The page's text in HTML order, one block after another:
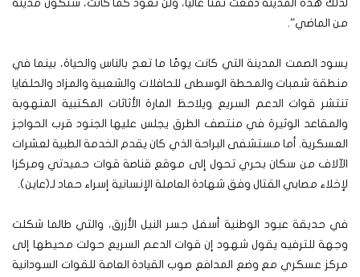
لذلك هذه المدينة دفعت ثمنًا غاليا، ولن تعود كما كانت، ستكون مدينة
من الماضي”.
يسود الصمت المدينة التي كانت يومًا ما تعج بالناس والحياة، بينما في
منطقة شمبات والمحطة الوسطى للحافلات والشعبية والمزاد والحلفايا
تنتشر قوات الدعم السريع ويلاحظ المارة الأثاثات المكتبية المنهوبة
والمقاعد الوثيرة في منتصف الطرق يجلس عليها الجنود قرب الحواجز
العسكرية. أما مستشفى البراحة الذي كان يقدم الخدمة الطبية لعشرات
الآلاف من سكان بحري تحول إلى موقع قناصة قوات حميدتي ومركزا
لإخلاء مصابي القتال وفق شهادة العاملة الإنسانية إسراء حماد لـ(عاين).
في حديقة عبود الوطنية أسفل جسر النيل الأزرق، والتي طالما شكلت
وجهة للترفيه يقول شهود إن قوات الدعم السريع حولت محيطها إلى
مركز عسكري مع وضع المدافع صوب القيادة العامة للقوات السودانية